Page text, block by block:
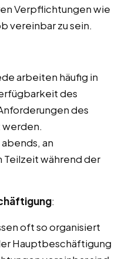
Verpflichtungen wie
vereinbar zu sein.
arbeiten häufig in
des
des
an
während der
:
oft so organisiert
Hauptbeschäftigung